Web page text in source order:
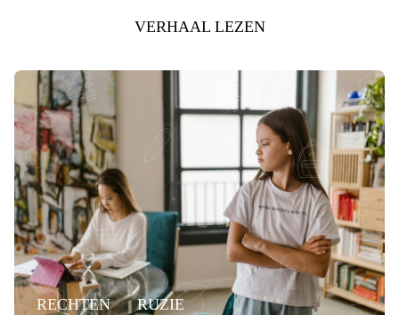
VERHAAL LEZEN
RECHTEN RUZIE